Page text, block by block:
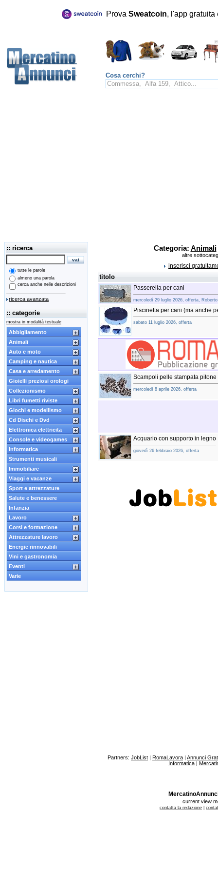
Prova Sweatcoin, l'app
Cosa cerchi?
:: ricerca
tutte le parole
almeno una parola
cerca anche nelle descrizioni
ricerca avanzata
:: categorie
mostra in modalità testuale
Abbigliamento
Animali
Auto e moto
Camping e nautica
Casa e arredamento
Gioielli preziosi orologi
Collezionismo
Libri fumetti riviste
Giochi e modellismo
Cd Dischi e Dvd
Elettronica elettricita
Console e videogames
Informatica
Strumenti musicali
Immobiliare
Viaggi e vacanze
Sport e attrezzature
Salute e benessere
Infanzia
Lavoro
Corsi e formazione
Attrezzature lavoro
Energie rinnovabili
Vini e gastronomia
Eventi
Varie
Categoria: Animali
altre
inserisci
titolo
Passerella per cani
mercoledì 29 luglio 2026, offerta, Roberto
Piscinetta per cani (ma anche
sabato 11 luglio 2026, offerta
Scampoli pelle stampata pitone
mercoledì 8 aprile 2026, offerta
Acquario con supporto in legno
giovedì 26 febbraio 2026, offerta
Partners: JobList | RomaLavora | Annunci
Informatica |
current view
contatta la redazione